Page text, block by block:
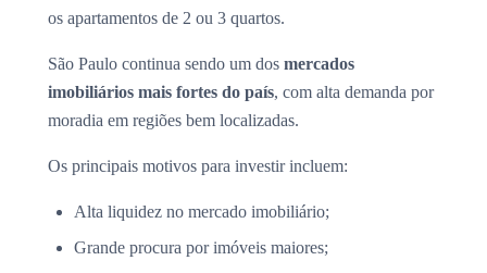
os apartamentos de 2 ou 3 quartos.
São Paulo continua sendo um dos mercados
imobiliários mais fortes do país, com alta demanda por
moradia em regiões bem localizadas.
Os principais motivos para investir incluem:
Alta liquidez no mercado imobiliário;
Grande procura por imóveis maiores;